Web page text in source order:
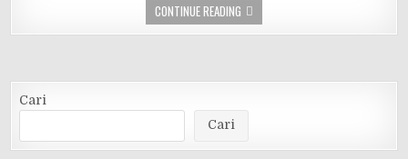
CONTINUE READING
Cari
Cari